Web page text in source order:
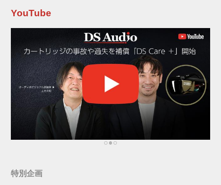
用、端子HDMI 8月10日発売予定 EBA-3（ゴー
ルド）：...
YouTube
特別企画